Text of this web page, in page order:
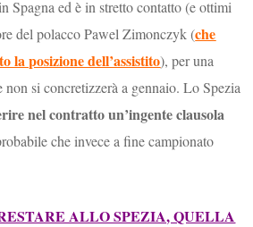
Spagna ed è in stretto contatto (e ottimi
del polacco Pawel Zimonczyk (che
la posizione dell’assistito), per una
non si concretizzerà a gennaio. Lo Spezia
nel contratto un’ingente clausola
che invece a fine campionato
ALLO SPEZIA, QUELLA